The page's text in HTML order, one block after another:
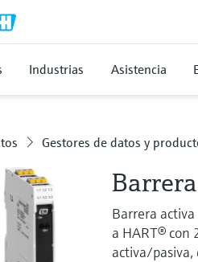
Industrias Asistencia
Gestores de datos y
Barrera
a HART® con
activa/pasiva,